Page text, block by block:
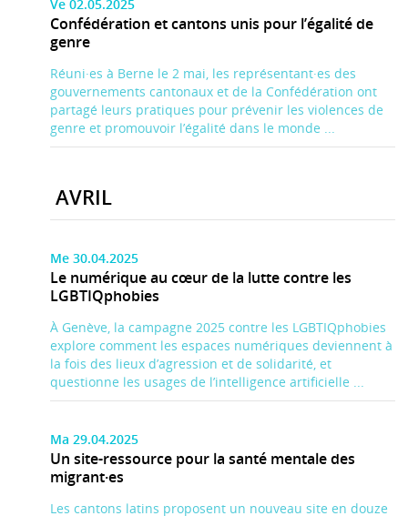
Ve 02.05.2025
Confédération et cantons unis pour l’égalité de
genre
Réuni·es à Berne le 2 mai, les représentant·es des
gouvernements cantonaux et de la Confédération ont
partagé leurs pratiques pour prévenir les violences de
genre et promouvoir l’égalité dans le monde ...
AVRIL
Me 30.04.2025
Le numérique au cœur de la lutte contre les
LGBTIQphobies
À Genève, la campagne 2025 contre les LGBTIQphobies
explore comment les espaces numériques deviennent à
la fois des lieux d’agression et de solidarité, et
questionne les usages de l’intelligence artificielle ...
Ma 29.04.2025
Un site-ressource pour la santé mentale des
migrant·es
Les cantons latins proposent un nouveau site en douze